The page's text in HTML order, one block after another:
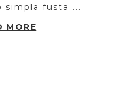
simpla fusta ...
MORE